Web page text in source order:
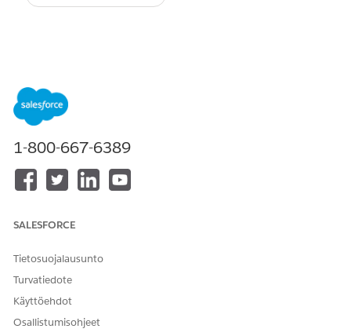
1-800-667-6389
SALESFORCE
Tietosuojalausunto
Turvatiedote
Käyttöehdot
Osallistumisohjeet